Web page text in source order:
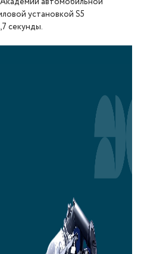
установкой S5
секунды.